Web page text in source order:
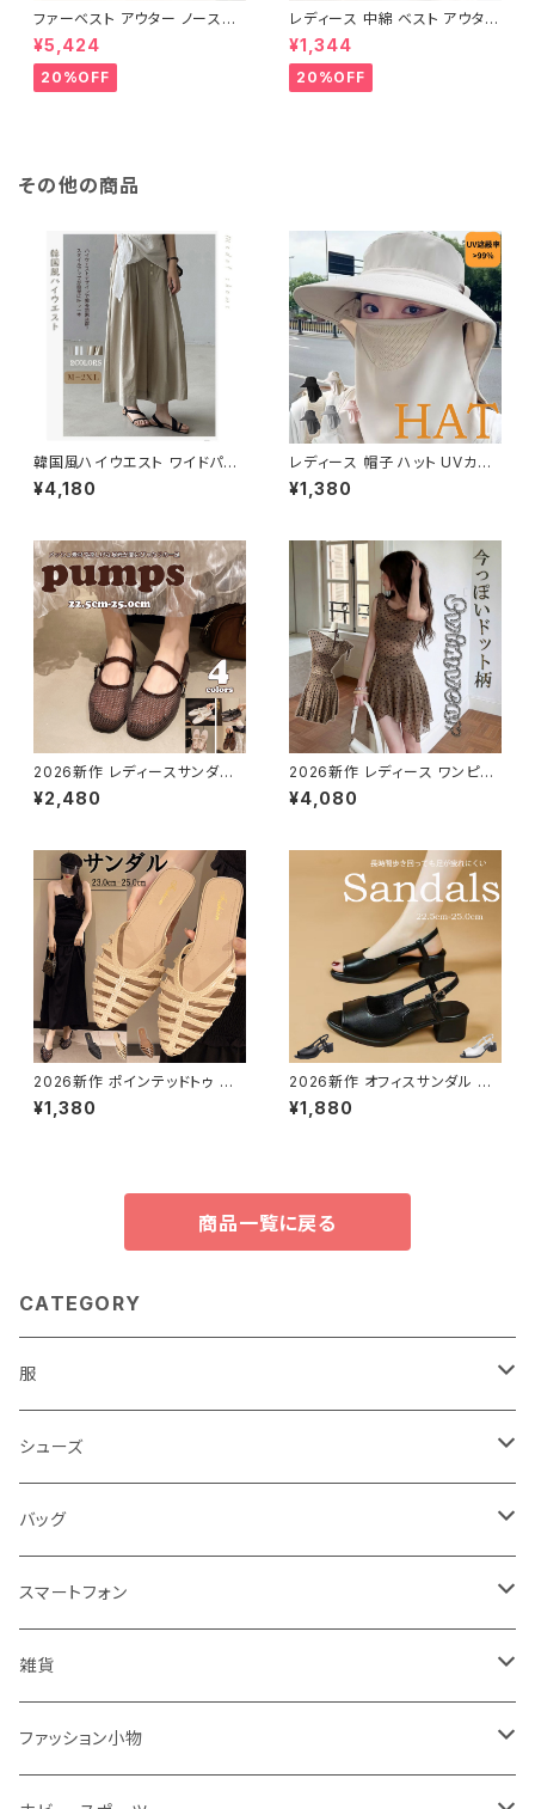
ファーベスト アウター ノースリ
ーブ ショート ベスト 防寒 厚手
ふわふわ ジレ 重ね着
¥5,424
20%OFF
レディース 中綿 ベスト アウター
ノースリーブ ショートベスト 防
寒 軽量 キルティング
¥1,344
20%OFF
その他の商品
韓国風ハイウエスト ワイドパン
ツ 9分丈｜ボタン ゆったりスト
レートシルエット
¥4,180
レディース 帽子 ハット UVカット
紫外線対策 折りたたみ つば広
遮熱 通気 鼻部通気ネット 首カ
¥1,380
2026新作 レディースサンダル
メッシュ パンプス フラット ペタ
ンコ 透ける 美脚 脚長
¥2,480
2026新作 レディース ワンピー
ス水着 透け感 水玉 ツーピース
フェイクビキニ 体系カバー
¥4,080
2026新作 ポインテッドトゥ フラ
ット 夏サンダル 通気性 ミュール
抜け感 軽い
¥1,380
2026新作 オフィスサンダル パ
ンプス 靴 チャンキーヒール バッ
クストラップ レザー調 太ヒール
¥1,880
商品一覧に戻る
CATEGORY
服
レディース
トップス
コート・ジャケット
メンズ
バッグ
帽子
キッズ＆ベビー
浴衣
シューズ
レディース
サンダル
スニーカー
メンズ
サンダル
キッズ＆ベビー
バッグ
レディース
メンズ
キッズ＆ベビー
スマートフォン
アクセサリ
ケース・カバー
ケーブル・アダプター
ケース
雑貨
ガラス
ファッション小物